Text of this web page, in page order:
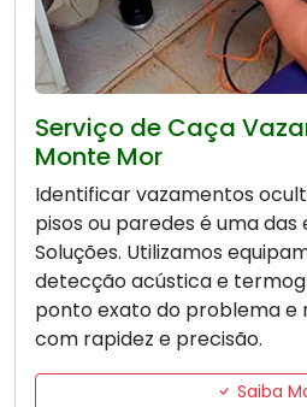
Serviço de Caça
Monte Mor
Identificar vazamentos
pisos ou paredes é uma das
Soluções. Utilizamos
detecção acústica e
ponto exato do problema e
com rapidez e precisão.
Saiba